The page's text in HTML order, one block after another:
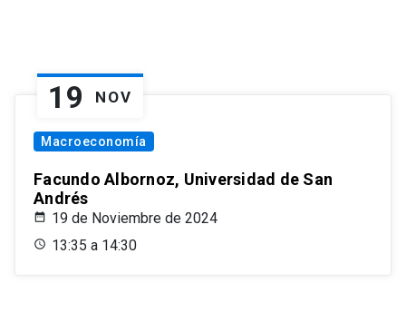
19 NOV
Macroeconomía
Facundo Albornoz, Universidad de San
Andrés
19 de Noviembre de 2024
13:35 a 14:30